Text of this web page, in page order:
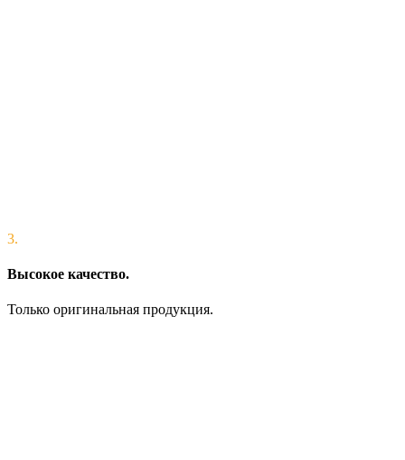
3.
Высокое качество.
Только оригинальная продукция.